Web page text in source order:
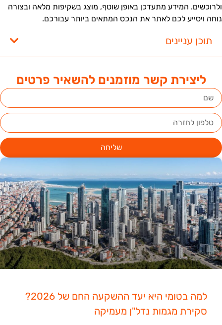
ליצירת קשר מוזמנים להשאיר פרטים
שליחה
למה בטומי היא יעד ההשקעה החם של 2026?
סקירת מגמות נדל"ן מעמיקה
המידע מתעדכן באופן שוטף, מוצג בשקיפות מלאה ובצורה
ויסייע לכם לאתר את הנכס המתאים ביותר עבורכם.
תוכן עניינים